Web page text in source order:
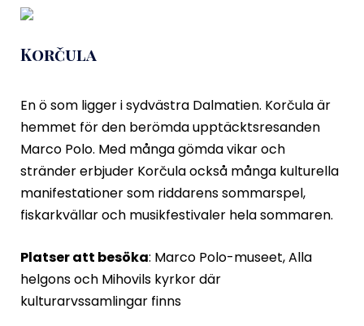
Korčula
En ö som ligger i sydvästra Dalmatien. Korčula är
hemmet för den berömda upptäcktsresanden
Marco Polo. Med många gömda vikar och
stränder erbjuder Korčula också många kulturella
manifestationer som riddarens sommarspel,
fiskarkvällar och musikfestivaler hela sommaren.
Platser att besöka: Marco Polo-museet, Alla
helgons och Mihovils kyrkor där
kulturarvssamlingar finns